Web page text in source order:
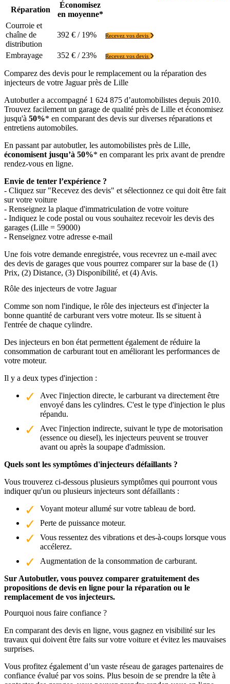
Réparation
Économisez
en moyenne*
Courroie et
chaîne de
distribution
392 € / 19% Recevez vos devis
Embrayage 352 € / 23% Recevez vos devis
Comparez des devis pour le remplacement ou la réparation des
injecteurs de votre Jaguar près de Lille
Autobutler a accompagné 1 624 875 d’automobilistes depuis 2010.
Trouvez facilement un garage de qualité près de Lille et économisez
jusqu'à 50%* en comparant des devis sur diverses réparations et
entretiens automobiles.
En passant par autobutler, les automobilistes près de Lille,
économisent jusqu’à 50%* en comparant les prix avant de prendre
rendez-vous en ligne.
Envie de tenter l’expérience ?
- Cliquez sur "Recevez des devis" et sélectionnez ce qui doit être fait
sur votre voiture
- Renseignez la plaque d'immatriculation de votre voiture
- Indiquez le code postal ou vous souhaitez recevoir les devis des
garages (Lille = 59000)
- Renseignez votre adresse e-mail
Une fois votre demande enregistrée, vous recevrez un e-mail avec
des devis de garages que vous pourrez comparer sur la base de (1)
Prix, (2) Distance, (3) Disponibilité, et (4) Avis.
Rôle des injecteurs de votre Jaguar
Comme son nom l'indique, le rôle des injecteurs est d'injecter la
bonne quantité de carburant vers votre moteur. Ils se situent à
l'entrée de chaque cylindre.
Des injecteurs en bon état permettent également de réduire la
consommation de carburant tout en améliorant les performances de
votre moteur.
Il y a deux types d'injection :
Avec l'injection directe, le carburant va directement être
envoyé dans les cylindres. C'est le type d'injection le plus
répandu.
Avec l'injection indirecte, suivant le type de motorisation
(essence ou diesel), les injecteurs peuvent se trouver
avant ou après la soupape d'admission.
Quels sont les symptômes d'injecteurs défaillants ?
Vous trouverez ci-dessous plusieurs symptômes qui pourront vous
indiquer qu'un ou plusieurs injecteurs sont défaillants :
Voyant moteur allumé sur votre tableau de bord.
Perte de puissance moteur.
Vous ressentez des vibrations et des-à-coups lorsque vous
accélerez.
Augmentation de la consommation de carburant.
Sur Autobutler, vous pouvez comparer gratuitement des
propositions de devis en ligne pour la réparation ou le
remplacement de vos injecteurs.
Pourquoi nous faire confiance ?
En comparant des devis en ligne, vous gagnez en visibilité sur les
travaux qui doivent être faits sur votre voiture et évitez les mauvaises
surprises.
Vous profitez également d’un vaste réseau de garages partenaires de
confiance évalué par vos soins. Plus besoin de se prendre la tête à